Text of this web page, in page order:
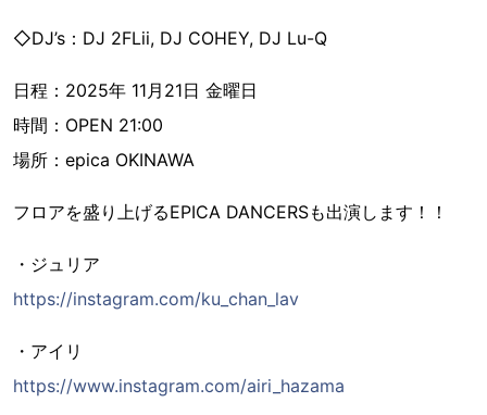
◇DJ’s：DJ 2FLii, DJ COHEY, DJ Lu-Q
日程：2025年 11月21日 金曜日
時間：OPEN 21:00
場所：epica OKINAWA
フロアを盛り上げるEPICA DANCERSも出演します！！
・ジュリア
https://instagram.com/ku_chan_lav
・アイリ
https://www.instagram.com/airi_hazama